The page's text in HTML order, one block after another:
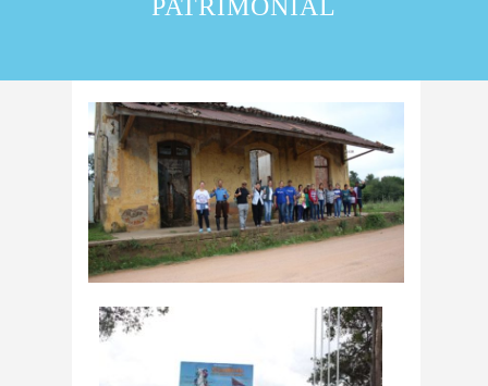
PATRIMONIAL